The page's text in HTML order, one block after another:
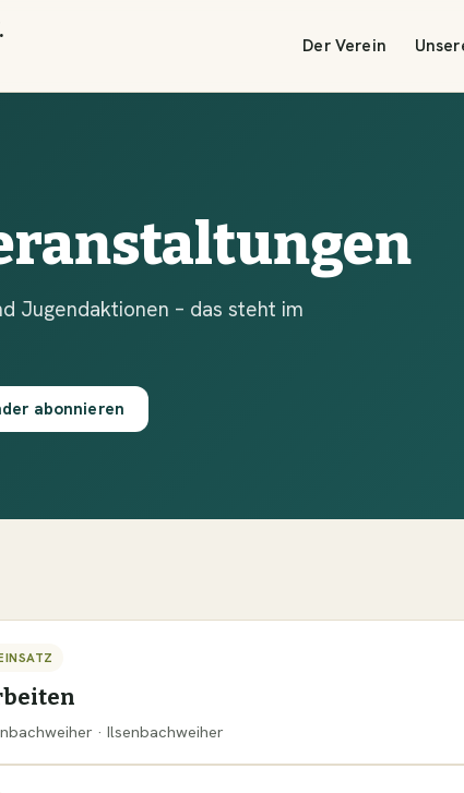
Der Verein
Jugendaktionen – das steht im
abonnieren
· Ilsenbachweiher